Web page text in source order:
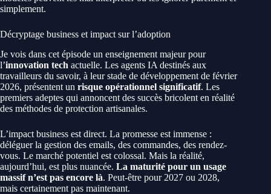
simplement.
Décryptage business et impact sur l’adoption
Je vois dans cet épisode un enseignement majeur pour
l’innovation tech actuelle. Les agents IA destinés aux
travailleurs du savoir, à leur stade de développement de février
2026, présentent un risque opérationnel significatif. Les
premiers adeptes qui annoncent des succès bricolent en réalité
des méthodes de protection artisanales.
L’impact business est direct. La promesse est immense :
déléguer la gestion des emails, des commandes, des rendez-
vous. Le marché potentiel est colossal. Mais la réalité,
aujourd’hui, est plus nuancée. La maturité pour un usage
massif n’est pas encore là. Peut-être pour 2027 ou 2028,
mais certainement pas maintenant.